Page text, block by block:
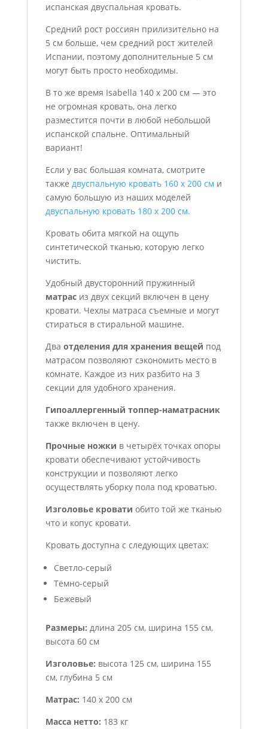
испанская двуспальная кровать.
Средний рост россиян прилизительно на
5 см больше, чем средний рост жителей
Испании, поэтому дополнительные 5 см
могут быть просто необходимы.
В то же время Isabella 140 x 200 см — это
не огромная кровать, она легко
разместится почти в любой небольшой
испанской спальне. Оптимальный
вариант!
Если у вас большая комната, смотрите
также двуспальную кровать 160 x 200 см и
самую большую из наших моделей
двуспальную кровать 180 x 200 см.
Кровать обита мягкой на ощупь
синтетической тканью, которую легко
чистить.
Удобный двусторонний пружинный
матрасиз двух секций включен в цену
кровати. Чехлы матраса съемные и могут
стираться в стиральной машине.
Два отделения для хранения вещей под
матрасом позволяют сэкономить место в
комнате. Каждое из них разбито на 3
секции для удобного хранения.
Гипоаллергенный топпер-наматрасник
также включен в цену.
Прочные ножки в четырёх точках опоры
кровати обеспечивают устойчивость
конструкции и позволяют легко
осуществлять уборку пола под кроватью.
Изголовье кровати обито той же тканью
что и копус кровати.
Кровать доступна с следующих цветах:
Светло-серый
Тёмно-серый
Бежевый
Размеры: длина 205 см, ширина 155 см,
высота 60 см
Изголовье: высота 125 см, ширина 155
см, глубина 5 см
Матрас: 140 x 200 см
Масса нетто: 183 кг